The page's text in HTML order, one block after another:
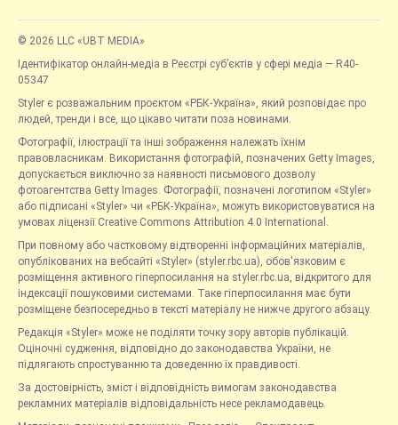
© 2026 LLC «UBT MEDIA»
Ідентифікатор онлайн-медіа в Реєстрі суб’єктів у сфері медіа — R40-
05347
Styler є розважальним проєктом «РБК-Україна», який розповідає про
людей, тренди і все, що цікаво читати поза новинами.
Фотографії, ілюстрації та інші зображення належать їхнім
правовласникам. Використання фотографій, позначених Getty Images,
допускається виключно за наявності письмового дозволу
фотоагентства Getty Images. Фотографії, позначені логотипом «Styler»
або підписані «Styler» чи «РБК-Україна», можуть використовуватися на
умовах ліцензії Creative Commons Attribution 4.0 International.
При повному або частковому відтворенні інформаційних матеріалів,
опублікованих на вебсайті «Styler» (styler.rbc.ua), обов'язковим є
розміщення активного гіперпосилання на styler.rbc.ua, відкритого для
індексації пошуковими системами. Таке гіперпосилання має бути
розміщене безпосередньо в тексті матеріалу не нижче другого абзацу.
Редакція «Styler» може не поділяти точку зору авторів публікацій.
Оціночні судження, відповідно до законодавства України, не
підлягають спростуванню та доведенню їх правдивості.
За достовірність, зміст і відповідність вимогам законодавства
рекламних матеріалів відповідальність несе рекламодавець.